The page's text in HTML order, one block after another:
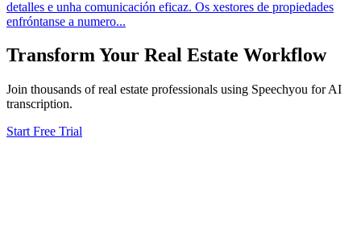
detalles e unha comunicación eficaz. Os xestores de propiedades
enfróntanse a numero...
Transform Your Real Estate Workflow
Join thousands ofreal estate professionals using Speechyou for AI
transcription.
Start Free Trial